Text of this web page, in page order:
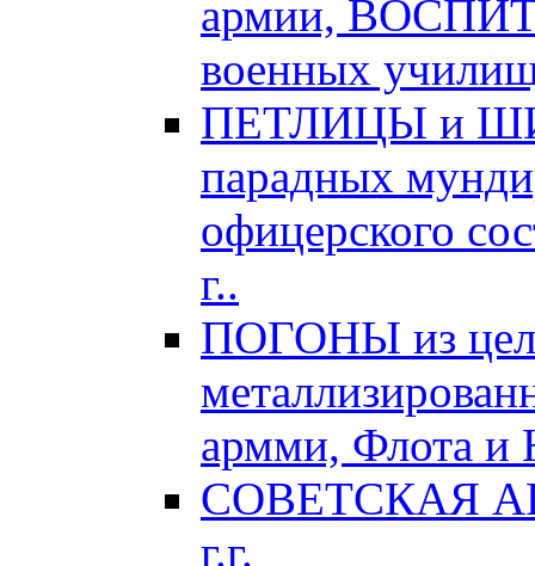
армии,
военных
ПЕТЛИЦЫ и
парадных
офицерского
г..
ПОГОНЫ из
армми, Флота и
СОВЕТСКАЯ
г.г.